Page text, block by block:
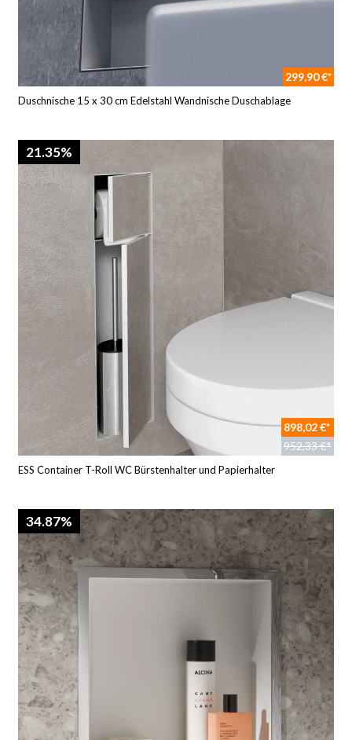
299,90 €*
Duschnische 15 x 30 cm Edelstahl Wandnische Duschablage
21.35%
898,02 €*
952,33 €*
ESS Container T-Roll WC Bürstenhalter und Papierhalter
34.87%